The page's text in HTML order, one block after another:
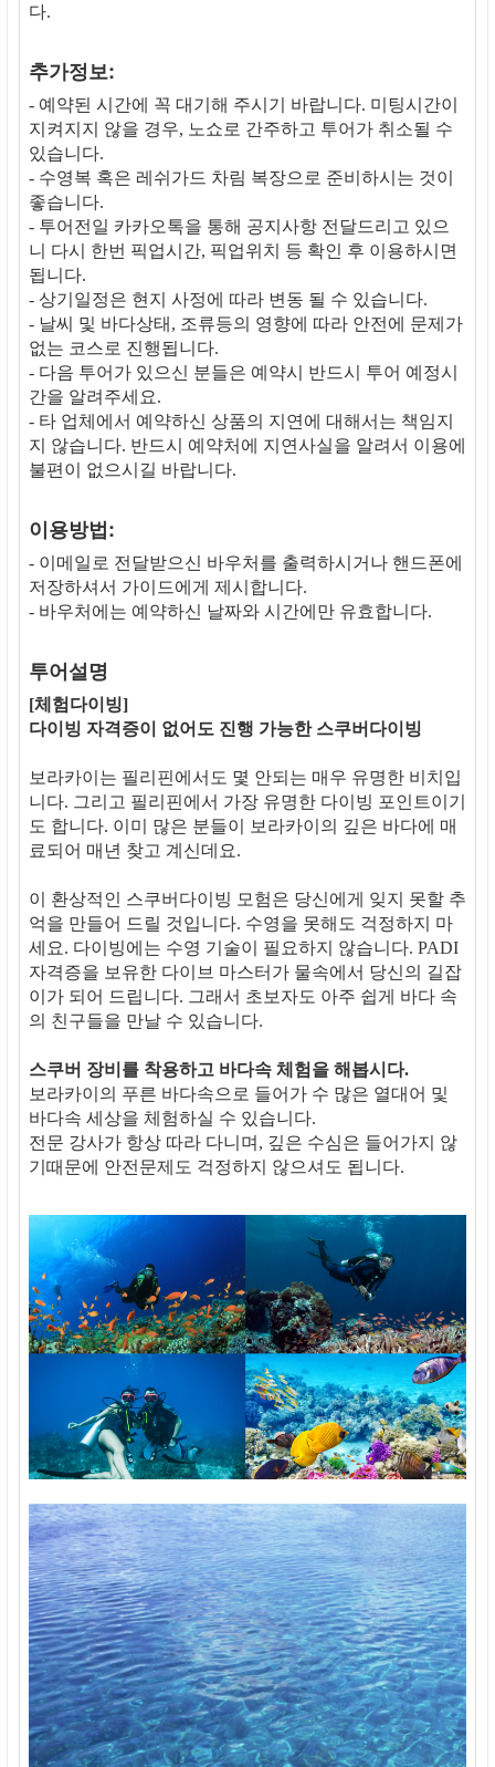
다.
추가정보:
- 예약된 시간에 꼭 대기해 주시기 바랍니다. 미팅시간이
지켜지지 않을 경우, 노쇼로 간주하고 투어가 취소될 수
있습니다.
- 수영복 혹은 레쉬가드 차림 복장으로 준비하시는 것이
좋습니다.
- 투어전일 카카오톡을 통해 공지사항 전달드리고 있으
니 다시 한번 픽업시간, 픽업위치 등 확인 후 이용하시면
됩니다.
- 상기일정은 현지 사정에 따라 변동 될 수 있습니다.
- 날씨 및 바다상태, 조류등의 영향에 따라 안전에 문제가
없는 코스로 진행됩니다.
- 다음 투어가 있으신 분들은 예약시 반드시 투어 예정시
간을 알려주세요.
- 타 업체에서 예약하신 상품의 지연에 대해서는 책임지
지 않습니다. 반드시 예약처에 지연사실을 알려서 이용에
불편이 없으시길 바랍니다.
이용방법:
- 이메일로 전달받으신 바우처를 출력하시거나 핸드폰에
저장하셔서 가이드에게 제시합니다.
- 바우처에는 예약하신 날짜와 시간에만 유효합니다.
투어설명
[체험다이빙]
다이빙 자격증이 없어도 진행 가능한 스쿠버다이빙
보라카이는 필리핀에서도 몇 안되는 매우 유명한 비치입
니다. 그리고 필리핀에서 가장 유명한 다이빙 포인트이기
도 합니다. 이미 많은 분들이 보라카이의 깊은 바다에 매
료되어 매년 찾고 계신데요.
이 환상적인 스쿠버다이빙 모험은 당신에게 잊지 못할 추
억을 만들어 드릴 것입니다. 수영을 못해도 걱정하지 마
세요. 다이빙에는 수영 기술이 필요하지 않습니다. PADI
자격증을 보유한 다이브 마스터가 물속에서 당신의 길잡
이가 되어 드립니다. 그래서 초보자도 아주 쉽게 바다 속
의 친구들을 만날 수 있습니다.
스쿠버 장비를 착용하고 바다속 체험을 해봅시다.
보라카이의 푸른 바다속으로 들어가 수 많은 열대어 및
바다속 세상을 체험하실 수 있습니다.
전문 강사가 항상 따라 다니며, 깊은 수심은 들어가지 않
기때문에 안전문제도 걱정하지 않으셔도 됩니다.